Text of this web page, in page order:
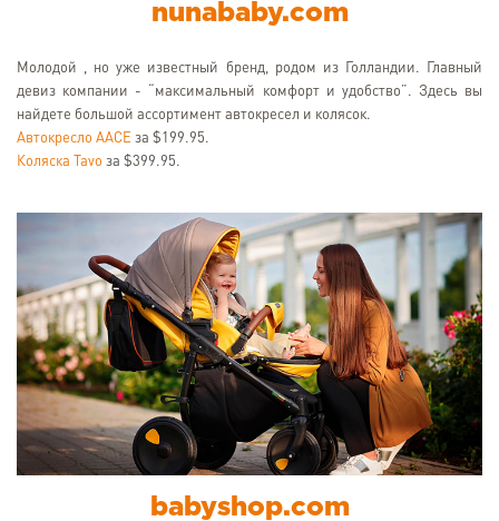
nunababy.com
Молодой , но уже известный бренд, родом из Голландии. Главный
девиз компании - “максимальный комфорт и удобство”. Здесь вы
найдете большой ассортимент автокресел и колясок.
Автокресло AACE за $199.95.
Коляска Tavo за $399.95.
babyshop.com